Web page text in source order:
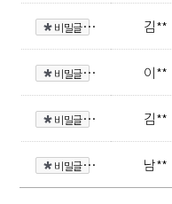
비
밀글헬스장 일일입장
김**
비
밀글연수체육공원
이**
비
밀글옹암체육센터
김**
비
밀글연수행복체육
남**